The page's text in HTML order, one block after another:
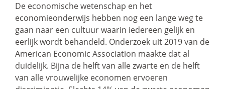
De economische wetenschap en het
economieonderwijs hebben nog een lange weg te
gaan naar een cultuur waarin iedereen gelijk en
eerlijk wordt behandeld. Onderzoek uit 2019 van de
American Economic Association maakte dat al
duidelijk. Bijna de helft van alle zwarte en de helft
van alle vrouwelijke economen ervoeren